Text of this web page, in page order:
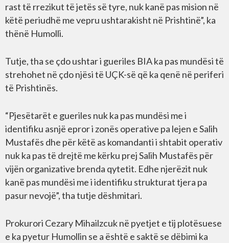
rast të rrezikut të jetës së tyre, nuk kanë pas mision në
këtë periudhë me vepru ushtarakisht në Prishtinë”, ka
thënë Humolli.
Tutje, tha se çdo ushtar i gueriles BIA ka pas mundësi të
strehohet në çdo njësi të UÇK-së që ka qenë në periferi
të Prishtinës.
“Pjesëtarët e gueriles nuk ka pas mundësi me i
identifiku asnjë epror i zonës operative pa lejen e Salih
Mustafës dhe për këtë as komandanti i shtabit operativ
nuk ka pas të drejtë me kërku prej Salih Mustafës për
vijën organizative brenda qytetit. Edhe njerëzit nuk
kanë pas mundësi me i identifiku strukturat tjera pa
pasur nevojë”, tha tutje dëshmitari.
Prokurori Cezary Mihailzcuk në pyetjet e tij plotësuese
e ka pyetur Humollin se a është e saktë se dëbimi ka